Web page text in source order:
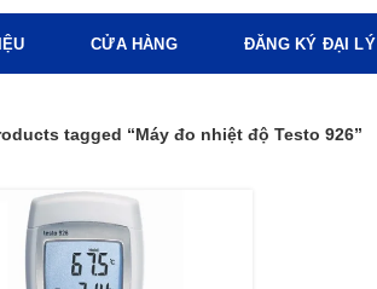
CỬA HÀNG ĐĂNG KÝ ĐẠI LÝ
tagged “Máy đo nhiệt độ Testo 926”